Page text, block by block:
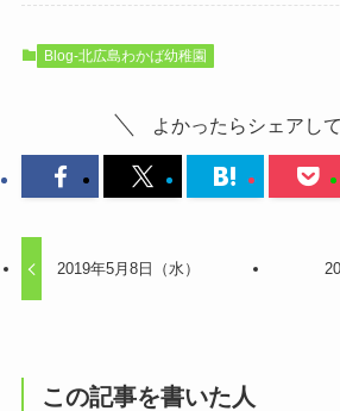
Blog-北広島わかば幼稚園
よかったらシェアして
2019年5月8日（水）
この記事を書いた人